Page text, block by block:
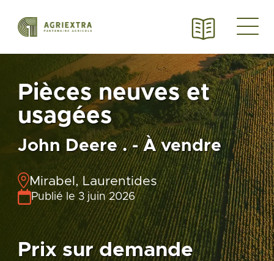
Pièces neuves et
usagées
John Deere . - À vendre
Mirabel, Laurentides
Publié le 3 juin 2026
Prix sur demande